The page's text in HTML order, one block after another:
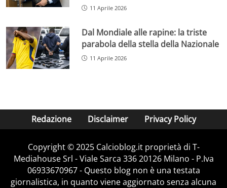
11 Aprile 2026
Dal Mondiale alle rapine: la triste
parabola della stella della Nazionale
11 Aprile 2026
Redazione Disclaimer Privacy Policy
Copyright © 2025 Calcioblog.it proprietà di T-
Mediahouse Srl - Viale Sarca 336 20126 Milano - P.Iva
06933670967 - Questo blog non è una testata
giornalistica, in quanto viene aggiornato senza alcuna